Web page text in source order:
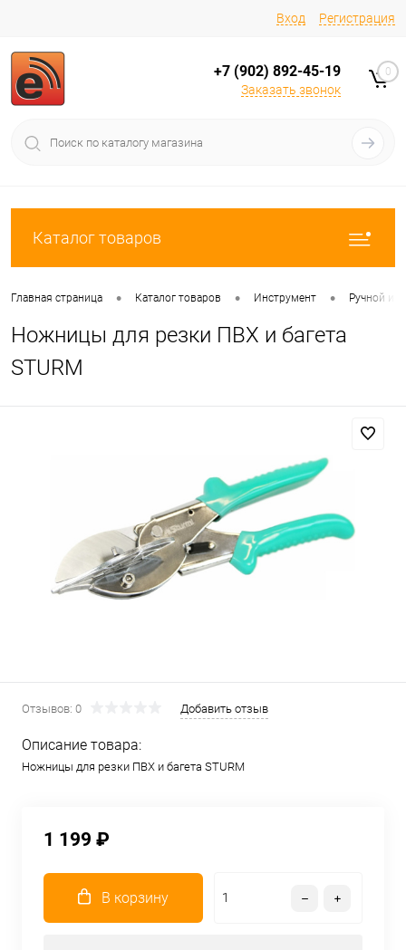
Вход Регистрация
+7 (902) 892-45-19
Заказать звонок
0
Каталог товаров
Главная страница • Каталог товаров • Инструмент • Ручной
Ножницы для резки ПВХ и багета
STURM
Отзывов: 0 Добавить отзыв
Описание товара:
Ножницы для резки ПВХ и багета STURM
1 199 ₽
В корзину